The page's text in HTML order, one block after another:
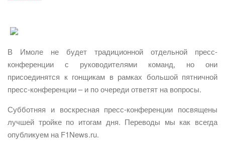
В Имоле не будет традиционной отдельной пресс-
конференции с руководителями команд, но они
присоединятся к гонщикам в рамках большой пятничной
пресс-конференции – и по очереди ответят на вопросы.
Субботняя и воскресная пресс-конференции посвящены
лучшей тройке по итогам дня. Переводы мы как всегда
опубликуем на F1News.ru.